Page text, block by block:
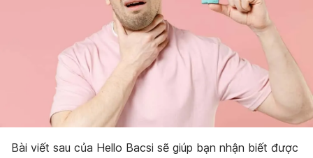
Bài viết sau của Hello Bacsi sẽ giúp bạn nhận biết được